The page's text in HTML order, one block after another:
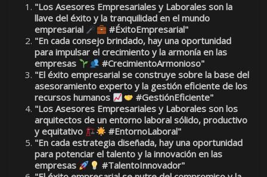
"Los Asesores Empresariales y Laborales son la
llave del éxito y la tranquilidad en el mundo
empresarial
#ÉxitoEmpresarial"
"En cada consejo brindado, hay una oportunidad
para impulsar el crecimiento y la armonía en las
empresas
#CrecimientoArmonioso"
"El éxito empresarial se construye sobre la base del
asesoramiento experto y la gestión eficiente de los
recursos humanos
#GestiónEficiente"
"Los Asesores Empresariales y Laborales son los
arquitectos de un entorno laboral sólido, productivo
y equitativo
#EntornoLaboral"
"En cada estrategia diseñada, hay una oportunidad
para potenciar el talento y la innovación en las
empresas
#TalentoInnovador"